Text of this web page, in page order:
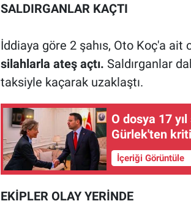
SALDIRGANLAR KAÇTI
İddiaya göre 2 şahıs, Oto Koç'a ait
silahlarla ateş açtı. Saldırganlar
taksiyle kaçarak uzaklaştı.
O dosya 17
Gürlek'ten
İçeriği Görüntüle
EKİPLER OLAY YERİNDE